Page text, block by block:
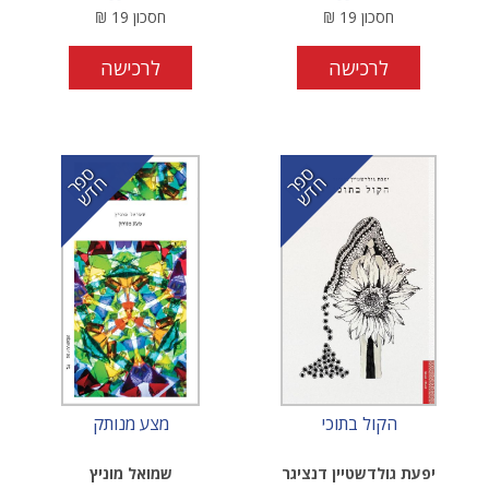
חסכון 19
₪
לרכישה
חסכון 19
₪
לרכישה
ס
פ
ר
ח
ד
ש
הקול בתוכי
יפעת גולדשטיין דנציגר
ס
פ
ר
ח
ד
ש
מצע מנותק
שמואל מוניץ